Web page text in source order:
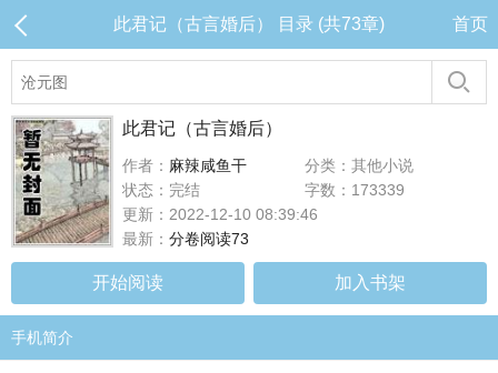
此君记（古言婚后） 目录 (共73章) 首页
此君记（古言婚后）
作者： 麻辣咸鱼干
分类：其他小说
状态：完结
字数：173339
更新：2022-12-10 08:39:46
最新： 分卷阅读73
开始阅读 加入书架
手机简介